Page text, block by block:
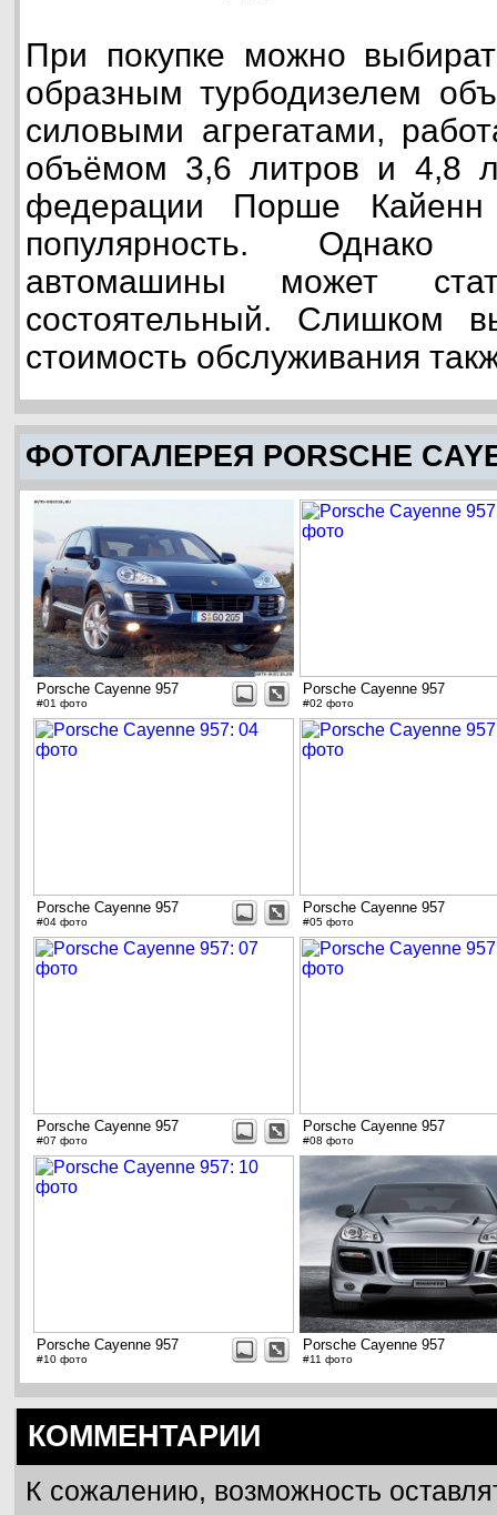
При покупке можно
образным турбодизелем
силовыми агрегатами,
объёмом 3,6 литров и 4,8
федерации Порше
популярность. Однако
автомашины может
состоятельный. Слишком
стоимость обслуживания
ФОТОГАЛЕРЕЯ PORSCHE
Porsche Cayenne 957
#01 фото
Porsche Cayenne 957
#02 фото
Porsche Cayenne 957
#04 фото
Porsche Cayenne 957
#05 фото
Porsche Cayenne 957
#07 фото
Porsche Cayenne 957
#08 фото
Porsche Cayenne 957
#10 фото
Porsche Cayenne 957
#11 фото
КОММЕНТАРИИ
К сожалению, возможность